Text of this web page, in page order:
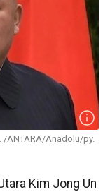
/ANTARA/Anadolu/py.
Kim Jong Un